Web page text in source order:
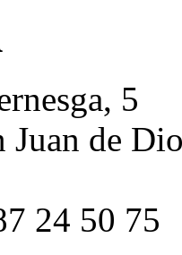
5
Juan de
24 50 75